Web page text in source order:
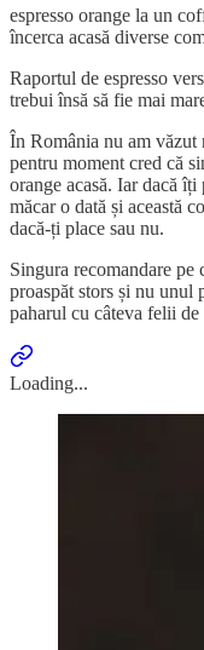
espresso orange la un
încerca acasă diverse
Raportul de espresso
trebui însă să fie mai
În România nu am văzut
pentru moment cred că
orange acasă. Iar dacă
măcar o dată și această
dacă-ți place sau nu.
Singura recomandare pe
proaspăt stors și nu unul
paharul cu câteva felii de
Loading...